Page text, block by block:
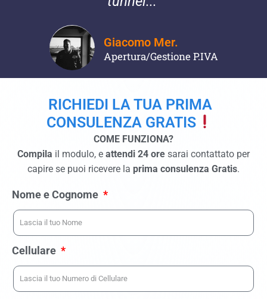
Giacomo Mer.
Apertura/Gestione P.IVA
RICHIEDI LA TUA PRIMA
CONSULENZA GRATIS
COME FUNZIONA?
Compila il modulo, e attendi 24 ore sarai contattato per
capire se puoi ricevere la prima consulenza Gratis.
Nome e Cognome
Cellulare